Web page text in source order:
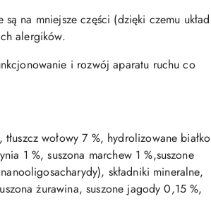
na mniejsze części (dzięki czemu układ
alergików.
i rozwój aparatu ruchu co
wołowy 7 %, hydrolizowane białko
1 %, suszona marchew 1 %,suszone
składniki mineralne,
żurawina, suszone jagody 0,15 %,